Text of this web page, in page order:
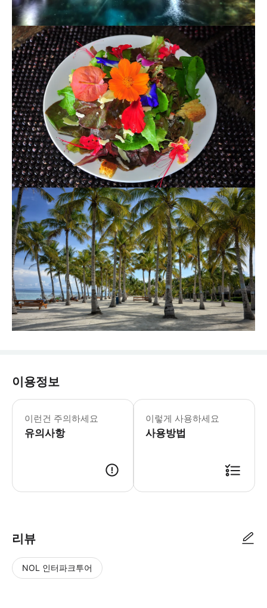
이용정보
이런건 주의하세요
유의사항
이렇게 사용하세요
사용방법
리뷰
NOL 인터파크투어